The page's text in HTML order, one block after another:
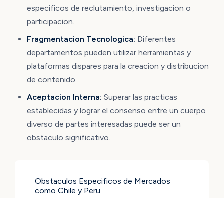
especificos de reclutamiento, investigacion o
participacion.
Fragmentacion Tecnologica: Diferentes
departamentos pueden utilizar herramientas y
plataformas dispares para la creacion y distribucion
de contenido.
Aceptacion Interna: Superar las practicas
establecidas y lograr el consenso entre un cuerpo
diverso de partes interesadas puede ser un
obstaculo significativo.
Obstaculos Especificos de Mercados
como Chile y Peru